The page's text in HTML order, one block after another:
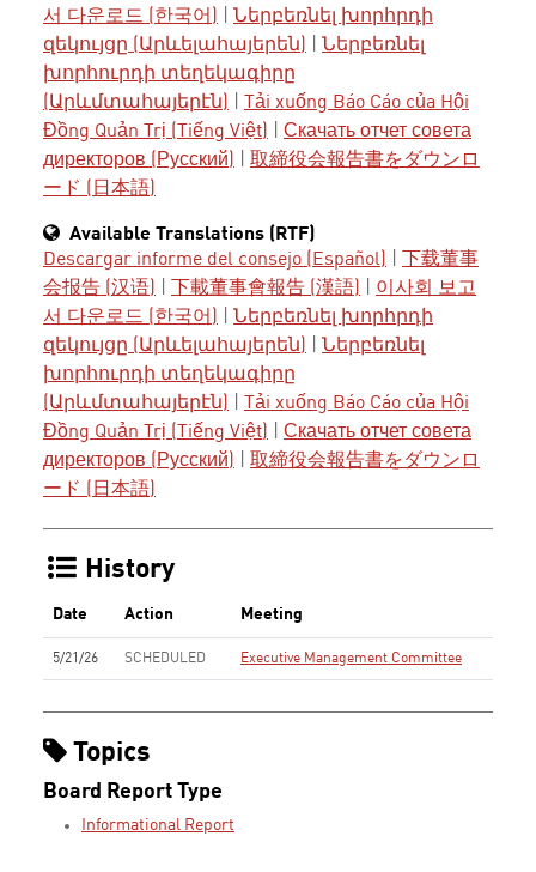
서 다운로드 (한국어)
Ներբեռնել խորհրդի
զեկույցը (Արևելահայերեն)
Ներբեռնել
խորհուրդի տեղեկագիրը
(Արևմտահայերէն)
Tải xuống Báo Cáo của Hội
Đồng Quản Trị (Tiếng Việt)
Скачать отчет совета
директоров (Русский)
取締役会報告書をダウンロ
ード (日本語)
Available Translations (RTF)
Descargar informe del consejo (Español)
下载董事
会报告 (汉语)
下載董事會報告 (漢語)
이사회 보고
서 다운로드 (한국어)
Ներբեռնել խորհրդի
զեկույցը (Արևելահայերեն)
Ներբեռնել
խորհուրդի տեղեկագիրը
(Արևմտահայերէն)
Tải xuống Báo Cáo của Hội
Đồng Quản Trị (Tiếng Việt)
Скачать отчет совета
директоров (Русский)
取締役会報告書をダウンロ
ード (日本語)
History
Date Action Meeting
5/21/26 SCHEDULED Executive Management Committee
Topics
Board Report Type
Informational Report